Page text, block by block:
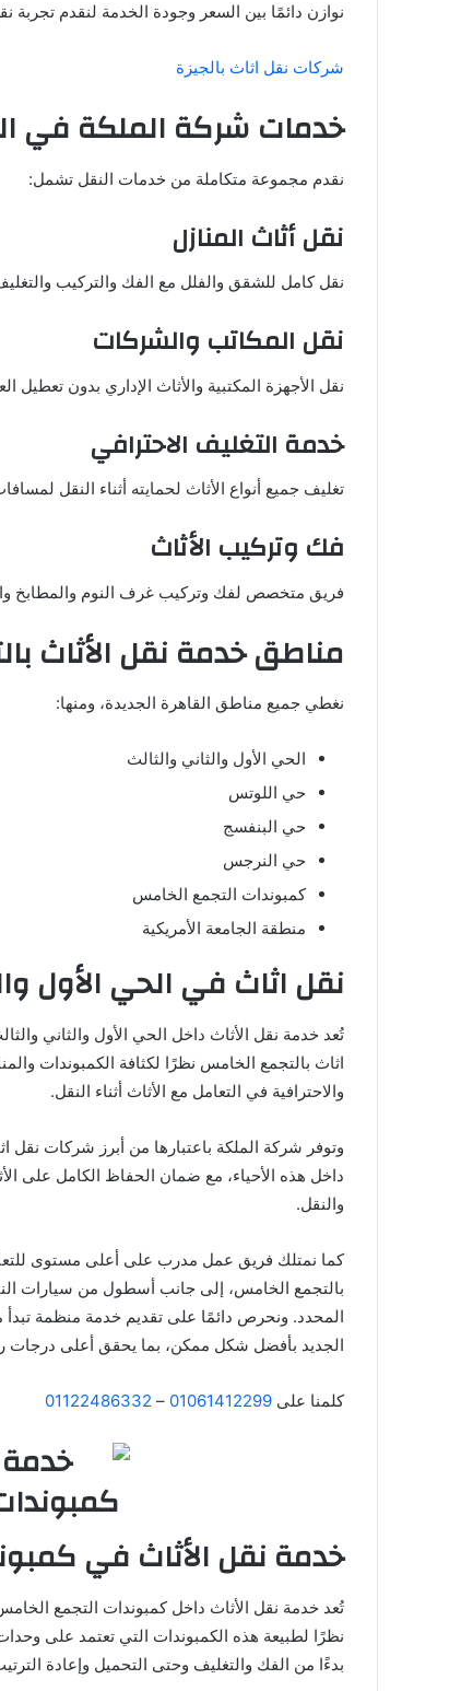
نوازن دائمًا بين السعر وجودة الخدمة لنقدم تجربة
شركات نقل اثاث بالجيزة
خدمات شركة الملكة في
نقدم مجموعة متكاملة من خدمات النقل تشمل:
نقل أثاث المنازل
نقل كامل للشقق والفلل مع الفك والتركيب
نقل المكاتب والشركات
نقل الأجهزة المكتبية والأثاث الإداري بدون تعطيل
خدمة التغليف الاحترافي
تغليف جميع أنواع الأثاث لحمايته أثناء النقل
فك وتركيب الأثاث
فريق متخصص لفك وتركيب غرف النوم والمطابخ
مناطق خدمة نقل الأثاث
نغطي جميع مناطق القاهرة الجديدة، ومنها:
الحي الأول والثاني والثالث
حي اللوتس
حي البنفسج
حي النرجس
كمبوندات التجمع الخامس
منطقة الجامعة الأمريكية
نقل اثاث في الحي الأول
تُعد خدمة نقل الأثاث داخل الحي الأول والثاني
اثاث بالتجمع الخامس نظرًا لكثافة الكمبوندات
والاحترافية في التعامل مع الأثاث أثناء النقل.
وتوفر شركة الملكة باعتبارها من أبرز شركات
داخل هذه الأحياء، مع ضمان الحفاظ الكامل على
والنقل.
كما نمتلك فريق عمل مدرب على أعلى مستوى
بالتجمع الخامس، إلى جانب أسطول من سيارات
المحدد. ونحرص دائمًا على تقديم خدمة منظمة تبدأ
الجديد بأفضل شكل ممكن، بما يحقق أعلى درجات
كلمنا على 01061412299
–
01122486332
خدمة نقل الأثاث في
تُعد خدمة نقل الأثاث داخل كمبوندات التجمع
نظرًا لطبيعة هذه الكمبوندات التي تعتمد على
بدءًا من الفك والتغليف وحتى التحميل وإعادة